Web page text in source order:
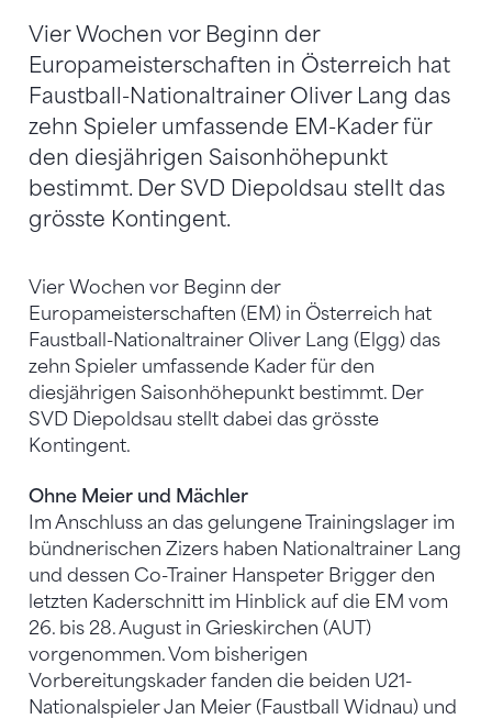
Vier Wochen vor Beginn der
Europameisterschaften in Österreich hat
Faustball-Nationaltrainer Oliver Lang das
zehn Spieler umfassende EM-Kader für
den diesjährigen Saisonhöhepunkt
bestimmt. Der SVD Diepoldsau stellt das
grösste Kontingent.
Vier Wochen vor Beginn der
Europameisterschaften (EM) in Österreich hat
Faustball-Nationaltrainer Oliver Lang (Elgg) das
zehn Spieler umfassende Kader für den
diesjährigen Saisonhöhepunkt bestimmt. Der
SVD Diepoldsau stellt dabei das grösste
Kontingent.
Ohne Meier und Mächler
Im Anschluss an das gelungene Trainingslager im
bündnerischen Zizers haben Nationaltrainer Lang
und dessen Co-Trainer Hanspeter Brigger den
letzten Kaderschnitt im Hinblick auf die EM vom
26. bis 28. August in Grieskirchen (AUT)
vorgenommen. Vom bisherigen
Vorbereitungskader fanden die beiden U21-
Nationalspieler Jan Meier (Faustball Widnau) und